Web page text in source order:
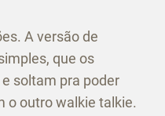
A versão de
que os
soltam pra poder
o outro walkie talkie.